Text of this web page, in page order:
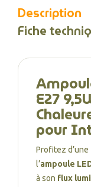
Description
Fiche
E27
pour
Profitez d’une
l’ampoule
à son flux